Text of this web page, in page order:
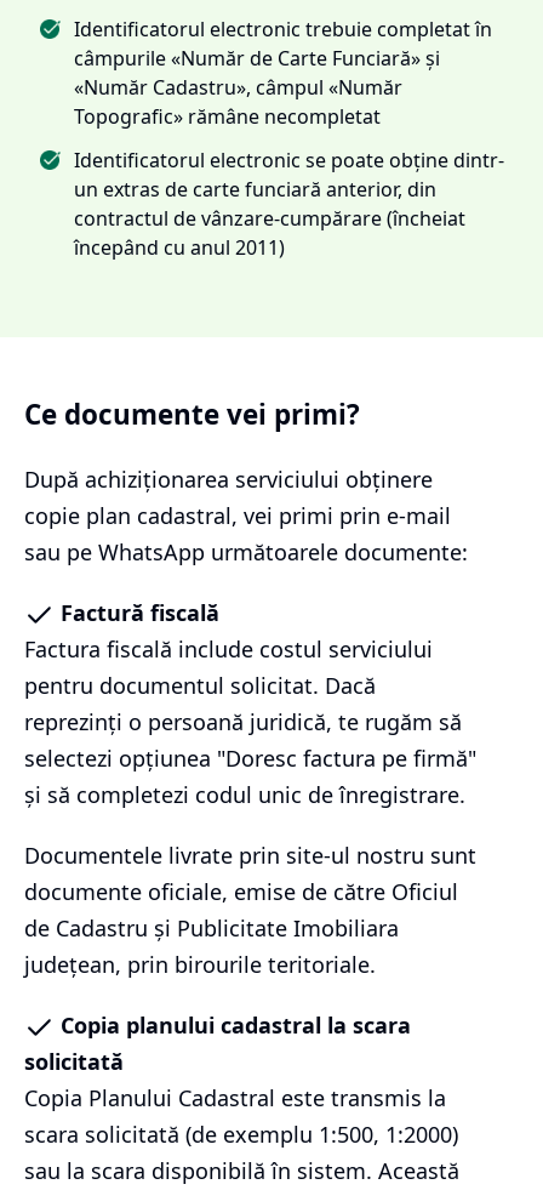
Identificatorul electronic trebuie completat în
câmpurile «Număr de Carte Funciară» și
«Număr Cadastru», câmpul «Număr
Topografic» rămâne necompletat
Identificatorul electronic se poate obține dintr-
un extras de carte funciară anterior, din
contractul de vânzare-cumpărare (încheiat
începând cu anul 2011)
Ce documente vei primi?
După achiziționarea serviciului obținere
copie plan cadastral, vei primi prin e-mail
sau pe WhatsApp următoarele documente:
Factură fiscală
Factura fiscală include costul serviciului
pentru documentul solicitat. Dacă
reprezinți o persoană juridică, te rugăm să
selectezi opțiunea "Doresc factura pe firmă"
și să completezi codul unic de înregistrare.
Documentele livrate prin site-ul nostru sunt
documente oficiale, emise de către Oficiul
de Cadastru și Publicitate Imobiliara
județean, prin birourile teritoriale.
Copia planului cadastral la scara
solicitată
Copia Planului Cadastral este transmis la
scara solicitată (de exemplu 1:500, 1:2000)
sau la scara disponibilă în sistem. Această